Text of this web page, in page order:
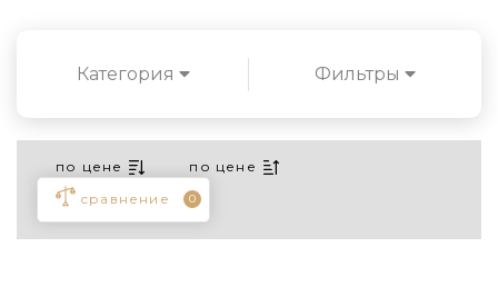
Категория Фильтры
по цене
по цене
сравнение
0